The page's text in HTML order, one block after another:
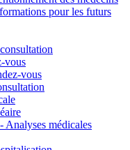
pour les futurs
vous
vous
Analyses médicales